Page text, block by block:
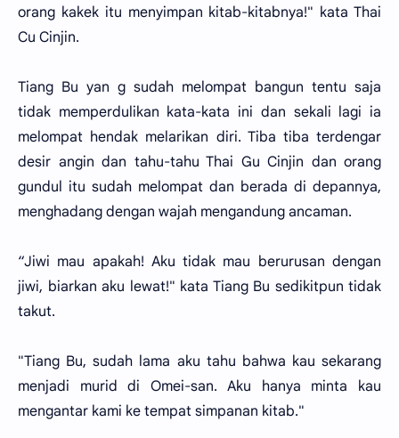
orang kakek itu menyimpan kitab-kitabnya!" kata Thai
Cu Cinjin.
Tiang Bu yan g sudah melompat bangun tentu saja
tidak memperdulikan kata-kata ini dan sekali lagi ia
melompat hendak melarikan diri. Tiba tiba terdengar
desir angin dan tahu-tahu Thai Gu Cinjin dan orang
gundul itu sudah melompat dan berada di depannya,
menghadang dengan wajah mengandung ancaman.
“Jiwi mau apakah! Aku tidak mau berurusan dengan
jiwi, biarkan aku lewat!" kata Tiang Bu sedikitpun tidak
takut.
"Tiang Bu, sudah lama aku tahu bahwa kau sekarang
menjadi murid di Omei-san. Aku hanya minta kau
mengantar kami ke tempat simpanan kitab."